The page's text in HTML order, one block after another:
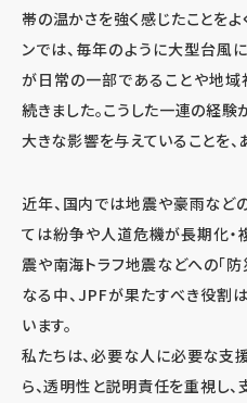
帯の温かさを強く感じたことをよ
ンでは、毎年のように大型台風
が日常の一部であることや地
続きました。こうした一連の経
大きな影響を与えていることを、
近年、国内では地震や豪雨など
ては紛争や人道危機が長期化・
震や南海トラフ地震などへの「
なる中、JPFが果たすべき役割
います。
私たちは、必要な人に必要な支
ら、透明性と説明責任を重視し